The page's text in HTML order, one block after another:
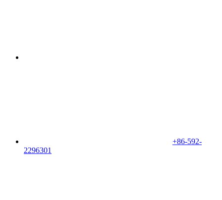
+86-592-
2296301